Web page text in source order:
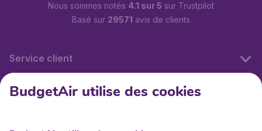
Nous sommes notés 4.1 sur 5 sur Trustpilot
Basé sur 29571 avis de clients
Service client
BudgetAir.fr
BudgetAir utilise des cookies